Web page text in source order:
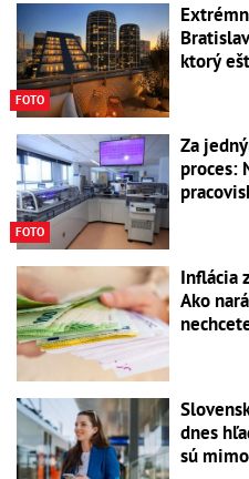
FOTO
ktorý
FOTO
Za
proces:
Inflácia
Ako
dnes
sú